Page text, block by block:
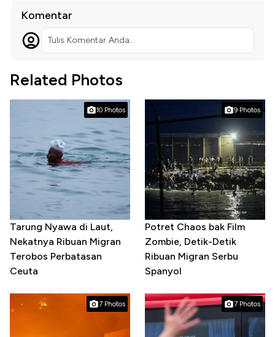
Komentar
Tulis Komentar Anda...
Related Photos
10 Photos
Tarung Nyawa di Laut,
Nekatnya Ribuan Migran
Terobos Perbatasan
Ceuta
9 Photos
Potret Chaos bak Film
Zombie, Detik-Detik
Ribuan Migran Serbu
Spanyol
7 Photos 7 Photos